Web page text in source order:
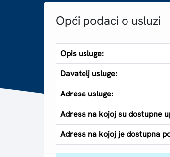
Opći podaci o usluzi
Opis usluge:
Davatelj usluge:
Adresa usluge:
Adresa na kojoj su dostupne
Adresa na kojoj je dostupna